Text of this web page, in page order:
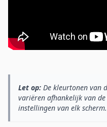
Let op: De kleurtonen van
variëren afhankelijk van
instellingen van elk scherm.